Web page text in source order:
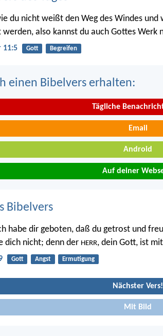
du nicht weißt den Weg des Windes
also kannst du auch Gottes Werk
11:5 Gott Begreifen
einen Bibelvers erhalten:
Tägliche
Email
Android
Auf deiner
Bibelvers
habe dir geboten, daß du getrost und
dich nicht; denn der HERR, dein Gott, ist
Gott Angst Ermutigung
Nächster Vers!
Mit Bild